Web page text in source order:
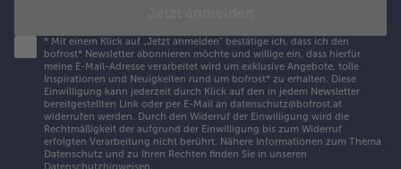
* Mit einem Klick auf „Jetzt anmelden" bestätige ich, dass ich den
bofrost* Newsletter abonnieren möchte und willige ein, dass hierfür
meine E-Mail-Adresse verarbeitet wird um exklusive Angebote, tolle
Inspirationen und Neuigkeiten rund um bofrost* zu erhalten. Diese
Einwilligung kann jederzeit durch Klick auf den in jedem Newsletter
bereitgestellten Link oder per E-Mail an datenschutz@bofrost.at
widerrufen werden. Durch den Widerruf der Einwilligung wird die
Rechtmäßigkeit der aufgrund der Einwilligung bis zum Widerruf
erfolgten Verarbeitung nicht berührt. Nähere Informationen zum Thema
Datenschutz und zu Ihren Rechten finden Sie in unseren